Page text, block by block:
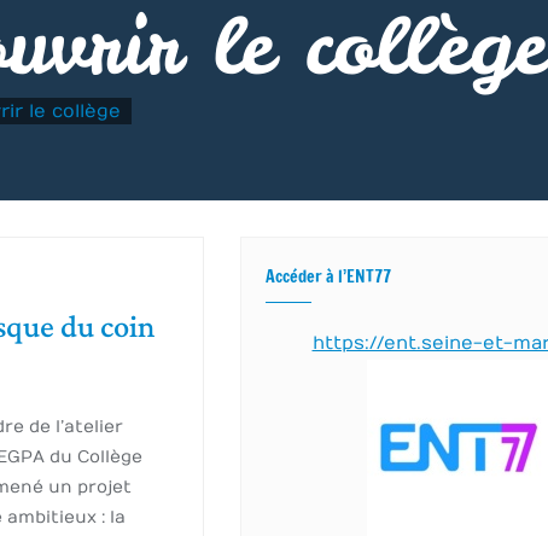
le collège
le collège
du coin
de l’atelier
du Collège
un projet
: la
Accéder à l’ENT77
https://ent.seine-et-